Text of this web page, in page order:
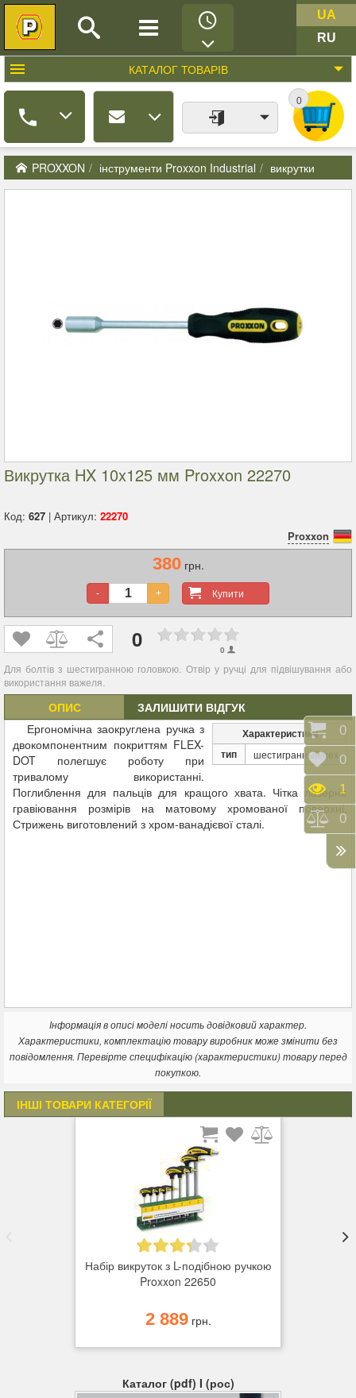
UA
RU
КАТАЛОГ ТОВАРІВ
0
PROXXON інструменти Proxxon Industrial викрутки
Викрутка HX 10x125 мм Proxxon 22270
Код: 627 | Артикул: 22270
Proxxon
380грн.
Купити
- +
0 0
Для болтів з шестигранною головкою. Отвір у ручці для підвішування або
використання важеля.
ОПИС ЗАЛИШИТИ ВІДГУК
Характеристики
тип
шестигранный/hex
Ергономічна заокруглена ручка з
двокомпонентним покриттям FLEX-
DOT полегшує роботу при
тривалому використанні.
Поглиблення для пальців для кращого хвата. Чітка лазерне
гравіювання розмірів на матовому хромованої поверхні.
Стрижень виготовлений з хром-ванадієвої сталі.
Інформація в описі моделі носить довідковий характер.
Характеристики, комплектацію товару виробник може змінити без
повідомлення. Перевірте специфікацію (характеристики) товару перед
покупкою.
ІНШІ ТОВАРИ КАТЕГОРІЇ
Набір викруток з L-подібною ручкою
Proxxon 22650
2 889грн.
Каталог (pdf) I (рос)
0
0
1
0